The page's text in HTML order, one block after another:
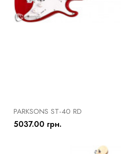
PARKSONS ST-40 RD
5037.00 грн.